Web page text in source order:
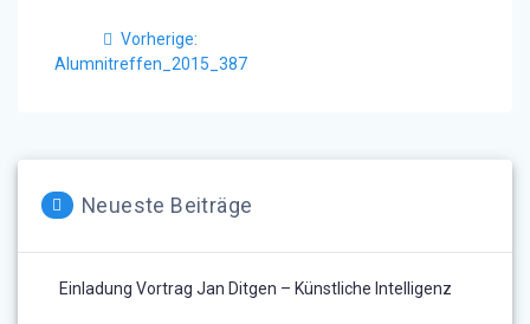
Vorherige:
Beitrag:
Alumnitreffen_2015_387
Neueste Beiträge
Einladung Vortrag Jan Ditgen – Künstliche Intelligenz